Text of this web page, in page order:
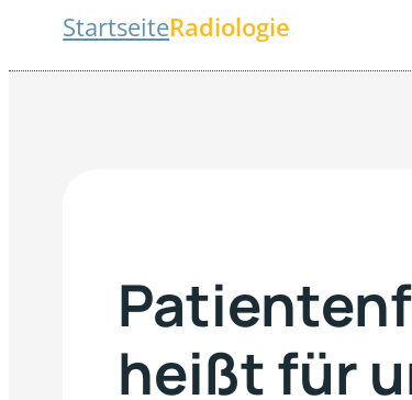
StartseiteRadiologie
heißt für